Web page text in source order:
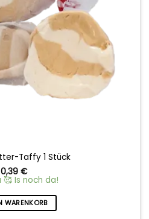
Taffy 1 Stück
0,39 €
🥰 Is noch da!
WARENKORB